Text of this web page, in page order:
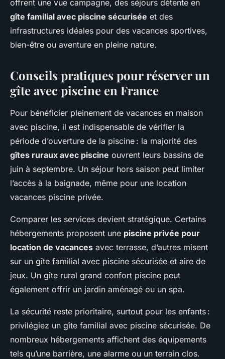
offrent une vue campagne, des séjours détente en
gîte familial avec piscine sécurisée et des
infrastructures idéales pour des vacances sportives,
bien-être ou aventure en pleine nature.
Conseils pratiques pour réserver un
gîte avec piscine en France
Pour bénéficier pleinement de vacances en maison
avec piscine, il est indispensable de vérifier la
période d’ouverture de la piscine : la majorité des
gîtes ruraux avec piscine ouvrent leurs bassins de
juin à septembre. Un séjour hors saison peut limiter
l’accès à la baignade, même pour une location
vacances piscine privée.
Comparer les services devient stratégique. Certains
hébergements proposent une piscine privée pour
location de vacances avec terrasse, d’autres misent
sur un gîte familial avec piscine sécurisée et aire de
jeux. Un gîte rural grand confort piscine peut
également offrir un jardin aménagé ou un spa.
La sécurité reste prioritaire, surtout pour les enfants :
privilégiez un gîte familial avec piscine sécurisée. De
nombreux hébergements affichent des équipements
tels qu’une barrière, une alarme ou un terrain clos.